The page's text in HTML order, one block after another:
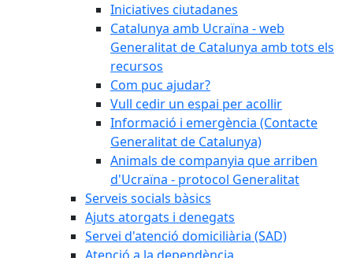
Iniciatives ciutadanes
Catalunya amb Ucraïna - web
Generalitat de Catalunya amb tots els
recursos
Com puc ajudar?
Vull cedir un espai per acollir
Informació i emergència (Contacte
Generalitat de Catalunya)
Animals de companyia que arriben
d'Ucraïna - protocol Generalitat
Serveis socials bàsics
Ajuts atorgats i denegats
Servei d'atenció domiciliària (SAD)